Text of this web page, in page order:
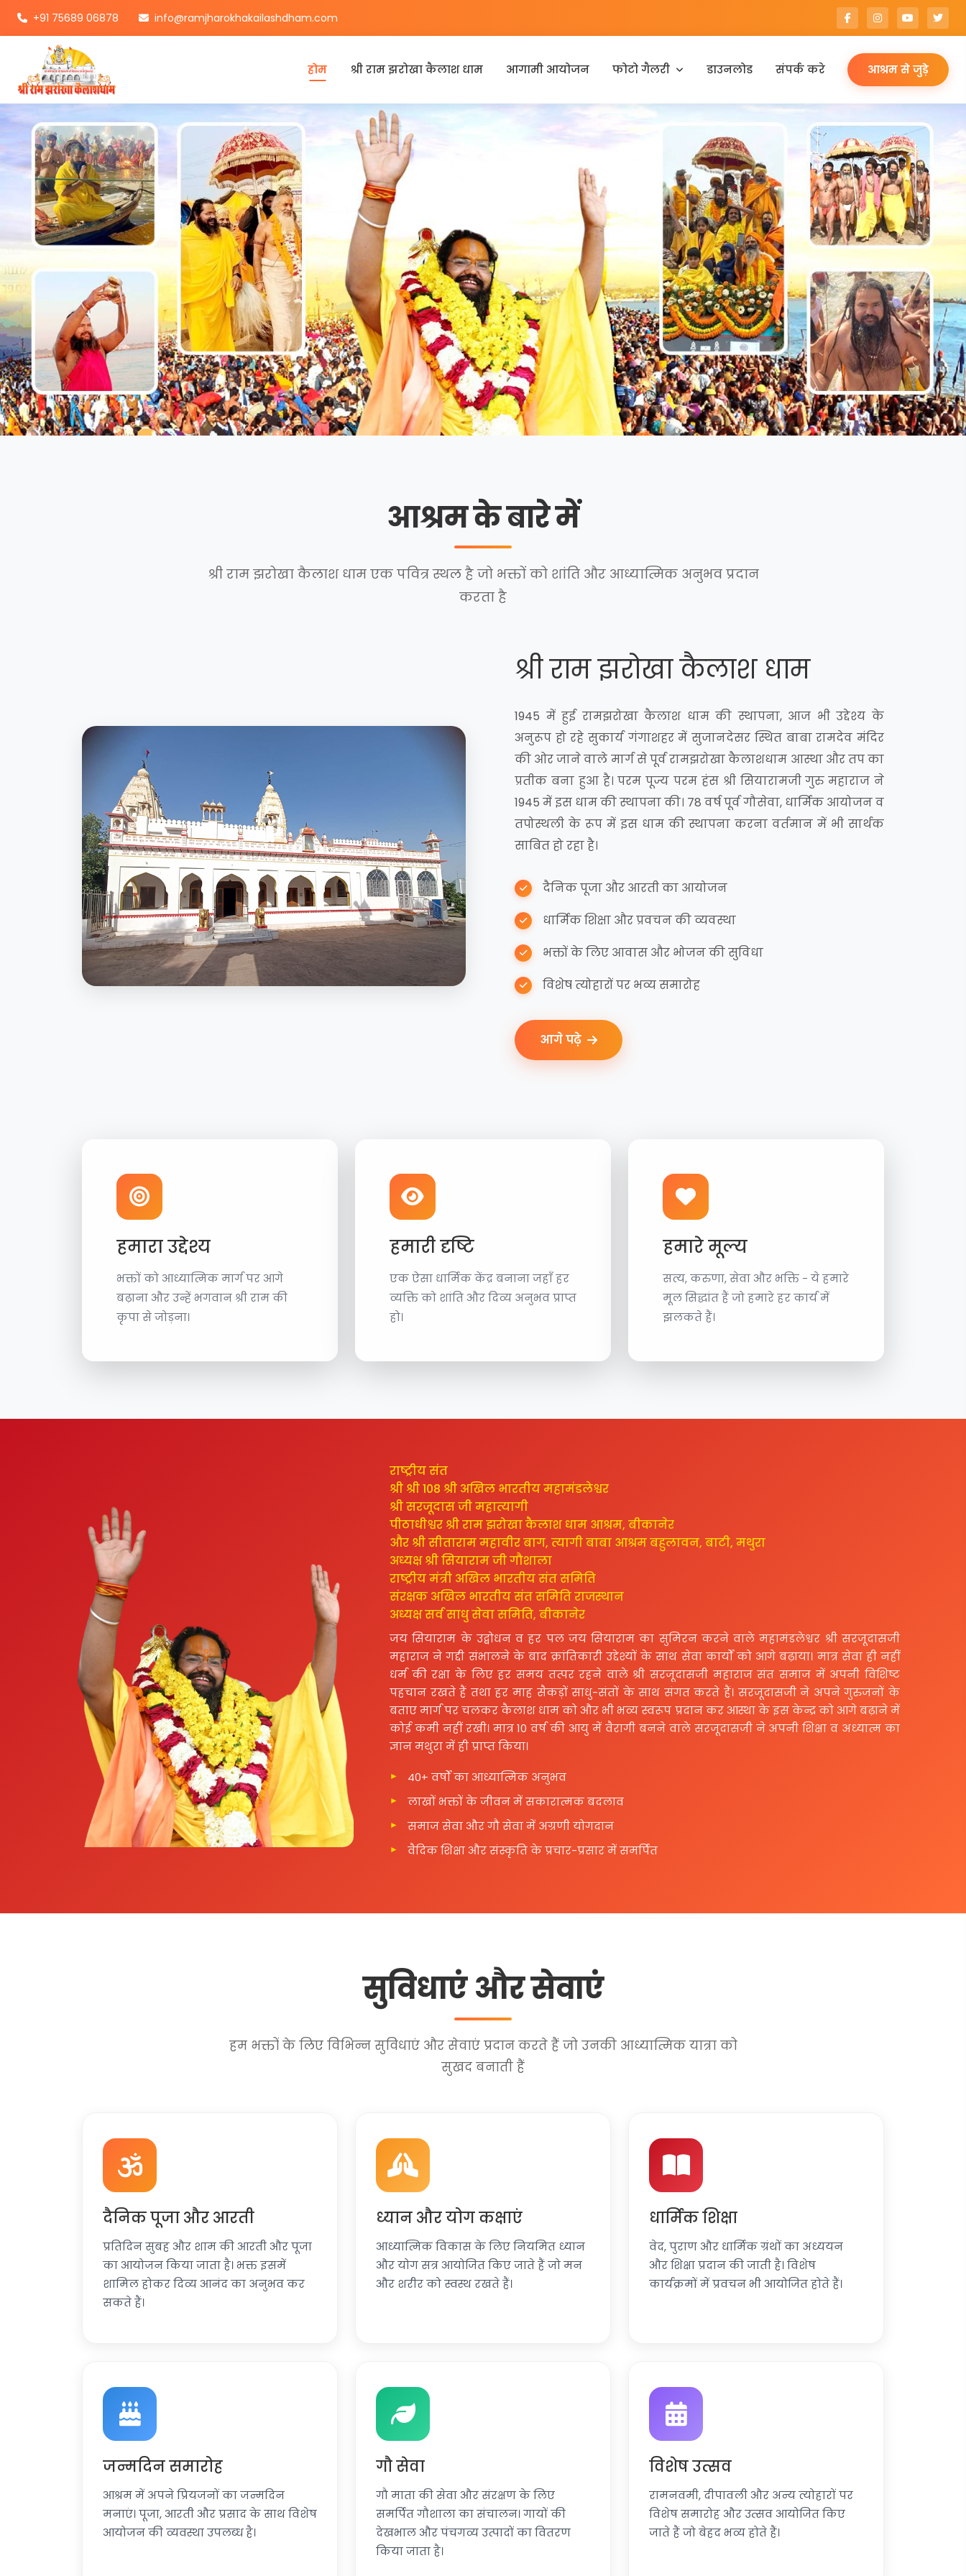
+91 75689 06878 info@ramjharokhakailashdham.com
होम श्री राम झरोखा कैलाश धाम आगामी आयोजन फोटो गैलरी डाउनलोड संपर्क करे आश्रम से जुड़े
आश्रम के बारे में
श्री राम झरोखा कैलाश धाम एक पवित्र स्थल है जो भक्तों को शांति और आध्यात्मिक अनुभव प्रदान
करता है
श्री राम झरोखा कैलाश धाम
1945 में हुई रामझरोखा कैलाश धाम की स्थापना, आज भी उद्देश्य के
अनुरूप हो रहे सुकार्य गंगाशहर में सुजानदेसर स्थित बाबा रामदेव मंदिर
की ओर जाने वाले मार्ग से पूर्व रामझरोखा कैलाशधाम आस्था और तप का
प्रतीक बना हुआ है। परम पूज्य परम हंस श्री सियारामजी गुरु महाराज ने
1945 में इस धाम की स्थापना की। 78 वर्ष पूर्व गौसेवा, धार्मिक आयोजन व
तपोस्थली के रूप में इस धाम की स्थापना करना वर्तमान में भी सार्थक
साबित हो रहा है।
दैनिक पूजा और आरती का आयोजन
धार्मिक शिक्षा और प्रवचन की व्यवस्था
भक्तों के लिए आवास और भोजन की सुविधा
विशेष त्योहारों पर भव्य समारोह
आगे पढ़े
हमारा उद्देश्य
भक्तों को आध्यात्मिक मार्ग पर आगे
बढ़ाना और उन्हें भगवान श्री राम की
कृपा से जोड़ना।
हमारी दृष्टि
एक ऐसा धार्मिक केंद्र बनाना जहाँ हर
व्यक्ति को शांति और दिव्य अनुभव प्राप्त
हो।
हमारे मूल्य
सत्य, करुणा, सेवा और भक्ति - ये हमारे
मूल सिद्धांत हैं जो हमारे हर कार्य में
झलकते हैं।
राष्ट्रीय संत
श्री श्री 108 श्री अखिल भारतीय महामंडलेश्वर
श्री सरजूदास जी महात्यागी
पीठाधीश्वर श्री राम झरोखा कैलाश धाम आश्रम, बीकानेर
और श्री सीताराम महावीर बाग, त्यागी बाबा आश्रम बहुलावन, बाटी, मथुरा
अध्यक्ष श्री सियाराम जी गौशाला
राष्ट्रीय मंत्री अखिल भारतीय संत समिति
संरक्षक अखिल भारतीय संत समिति राजस्थान
अध्यक्ष सर्व साधु सेवा समिति, बीकानेर
जय सियाराम के उद्बोधन व हर पल जय सियाराम का सुमिरन करने वाले महामंडलेश्वर श्री सरजूदासजी
महाराज ने गद्दी संभालने के बाद क्रांतिकारी उद्देश्यों के साथ सेवा कार्यों को आगे बढ़ाया। मात्र सेवा ही नहीं
धर्म की रक्षा के लिए हर समय तत्पर रहने वाले श्री सरजूदासजी महाराज संत समाज में अपनी विशिष्ट
पहचान रखते हैं तथा हर माह सैकड़ों साधु-संतों के साथ संगत करते हैं। सरजूदासजी ने अपने गुरुजनों के
बताए मार्ग पर चलकर कैलाश धाम को और भी भव्य स्वरूप प्रदान कर आस्था के इस केन्द्र को आगे बढ़ाने में
कोई कमी नहीं रखी। मात्र 10 वर्ष की आयु में वैरागी बनने वाले सरजूदासजी ने अपनी शिक्षा व अध्यात्म का
ज्ञान मथुरा में ही प्राप्त किया।
40+ वर्षों का आध्यात्मिक अनुभव
लाखों भक्तों के जीवन में सकारात्मक बदलाव
समाज सेवा और गौ सेवा में अग्रणी योगदान
वैदिक शिक्षा और संस्कृति के प्रचार-प्रसार में समर्पित
सुविधाएं और सेवाएं
हम भक्तों के लिए विभिन्न सुविधाएं और सेवाएं प्रदान करते हैं जो उनकी आध्यात्मिक यात्रा को
सुखद बनाती हैं
दैनिक पूजा और आरती
प्रतिदिन सुबह और शाम की आरती और पूजा
का आयोजन किया जाता है। भक्त इसमें
शामिल होकर दिव्य आनंद का अनुभव कर
सकते हैं।
ध्यान और योग कक्षाएं
आध्यात्मिक विकास के लिए नियमित ध्यान
और योग सत्र आयोजित किए जाते हैं जो मन
और शरीर को स्वस्थ रखते हैं।
धार्मिक शिक्षा
वेद, पुराण और धार्मिक ग्रंथों का अध्ययन
और शिक्षा प्रदान की जाती है। विशेष
कार्यक्रमों में प्रवचन भी आयोजित होते हैं।
जन्मदिन समारोह
आश्रम में अपने प्रियजनों का जन्मदिन
मनाएं। पूजा, आरती और प्रसाद के साथ विशेष
आयोजन की व्यवस्था उपलब्ध है।
गौ सेवा
गौ माता की सेवा और संरक्षण के लिए
समर्पित गौशाला का संचालन। गायों की
देखभाल और पंचगव्य उत्पादों का वितरण
किया जाता है।
विशेष उत्सव
रामनवमी, दीपावली और अन्य त्योहारों पर
विशेष समारोह और उत्सव आयोजित किए
जाते हैं जो बेहद भव्य होते हैं।